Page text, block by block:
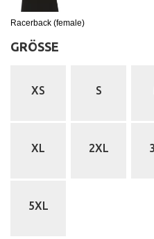
Racerback (female)
GRÖSSE
XS S
XL 2XL
5XL